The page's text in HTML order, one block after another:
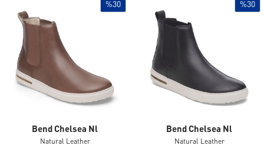
%30
Bend Chelsea Nl
Natural Leather
%30
Bend Chelsea Nl
Natural Leather